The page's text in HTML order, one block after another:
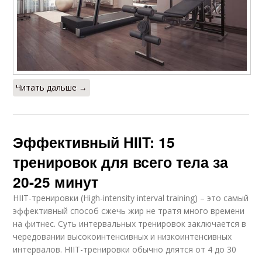
Читать дальше →
Эффективный HIIT: 15
тренировок для всего тела за
20-25 минут
HIIT-тренировки (High-intensity interval training) – это самый
эффективный способ сжечь жир не тратя много времени
на фитнес. Суть интервальных тренировок заключается в
чередовании высокоинтенсивных и низкоинтенсивных
интервалов. HIIT-тренировки обычно длятся от 4 до 30